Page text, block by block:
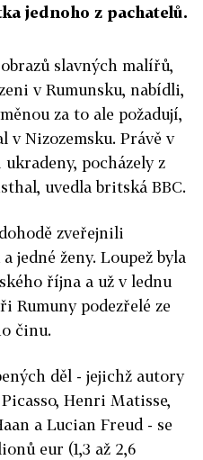
jednoho z pachatelů.
slavných malířů,
v Rumunsku, nabídli,
za to ale požadují,
v Nizozemsku. Právě v
pocházely z
uvedla britská BBC.
zveřejnili
jedné ženy. Loupež byla
října a už v lednu
Rumuny podezřelé ze
činu.
děl - jejichž autory
Henri Matisse,
a Lucian Freud - se
eur (1,3 až 2,6